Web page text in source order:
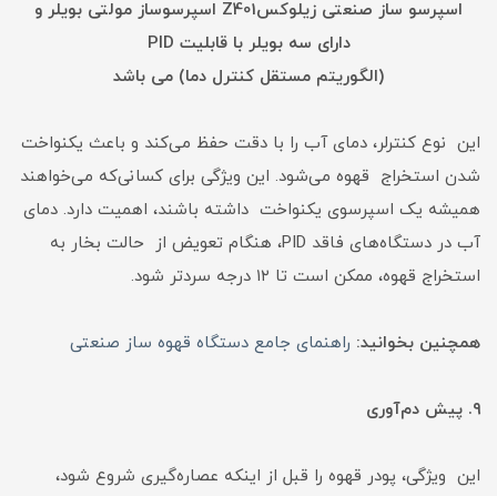
اسپرسو ساز صنعتی زیلوکسZ401 اسپرسوساز مولتی بویلر و
دارای سه بویلر با قابلیت PID
(الگوریتم مستقل کنترل دما) می باشد
این نوع کنترلر، دمای آب را با دقت حفظ می‌کند و باعث یکنواخت
شدن استخراج قهوه می‌شود. این ویژگی برای کسانی‌که می‌خواهند
همیشه یک اسپرسوی یکنواخت داشته باشند، اهمیت دارد. دمای
آب در دستگاه‌های فاقد PID، هنگام تعویض از حالت بخار به
استخراج قهوه، ممکن است تا ۱۲ درجه سردتر شود.
همچنین بخوانید: راهنمای جامع دستگاه قهوه ساز صنعتی
۹. پیش دم‌آوری
این ویژگی، پودر قهوه را قبل از اینکه عصاره‌گیری شروع شود،